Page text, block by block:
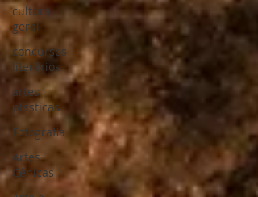
cultura
geral
concursos
literários
artes
plásticas
Fotografia
Artes
Cênicas